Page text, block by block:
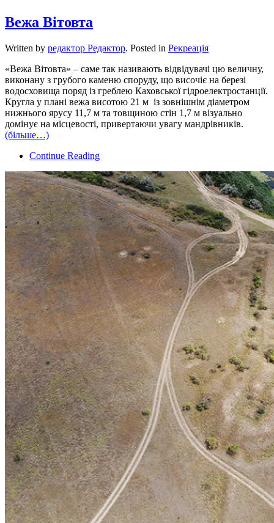
Вежа Вітовта
Written by редактор Редактор. Posted in Рекреація
«Вежа Вітовта» – саме так називають відвідувачі цю величну,
виконану з грубого каменю споруду, що височіє на березі
водосховища поряд із греблею Каховської гідроелектростанції.
Кругла у плані вежа висотою 21 м із зовнішнім діаметром
нижнього ярусу 11,7 м та товщиною стін 1,7 м візуально
домінує на місцевості, привертаючи увагу мандрівників.
(більше…)
Continue Reading